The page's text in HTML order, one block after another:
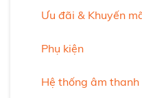
Ưu đãi & Khuyến
Phụ kiện
Hệ thống âm